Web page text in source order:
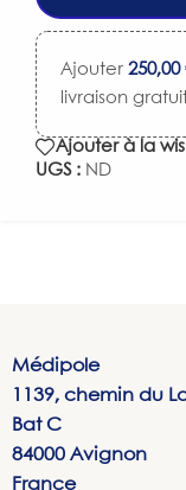
Ajouter 250,00
livraison
Ajouter à la
UGS : ND
Médipole
1139, chemin du
Bat C
84000 Avignon
France